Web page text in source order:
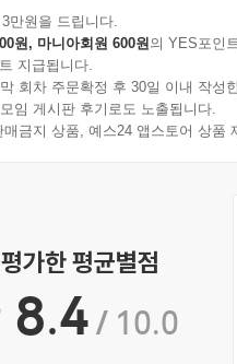
만원을 드립니다.
원, 마니아회원 600원의 YES포인
지급됩니다.
회차 주문확정 후 30일 이내 작성
임 게시판 후기로도 노출됩니다.
금지 상품, 예스24 앱스토어 상품
가한 평균별점
8.4 / 10.0